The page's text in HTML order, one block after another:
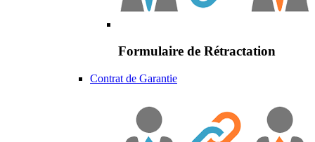
Formulaire de Rétractation
Contrat de Garantie